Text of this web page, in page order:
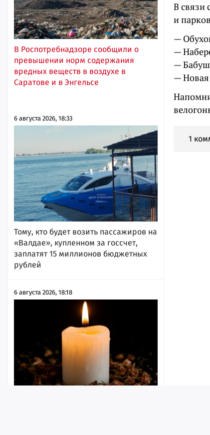
В Роспотребнадзоре сообщили о
превышении норм содержания
вредных веществ в воздухе в
Саратове и в Энгельсе
6 августа 2026, 18:33
Тому, кто будет возить пассажиров на
«Валдае», купленном за госсчет,
заплатят 15 миллионов бюджетных
рублей
6 августа 2026, 18:18
В связи
и
—
—
—
— Новая
1